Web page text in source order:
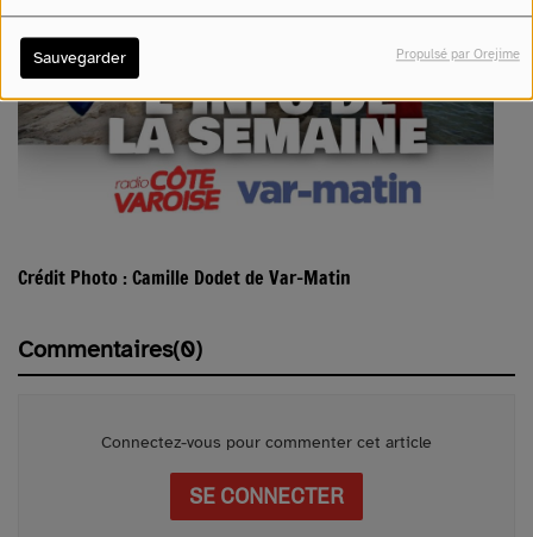
Sauvegarder Propulsé par Orejime
Crédit Photo : Camille Dodet de Var-Matin
Commentaires(0)
Connectez-vous pour commenter cet article
SE CONNECTER